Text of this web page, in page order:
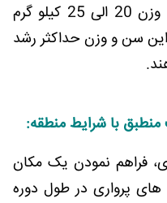
به طور کلی بره های 3 ماهه با وزن 20 الی 25 کیلو گرم
سن و وزن حداکثر رشد
با شرایط منطقه:
فراهم نمودن یک مکان
های پرواری در طول دوره